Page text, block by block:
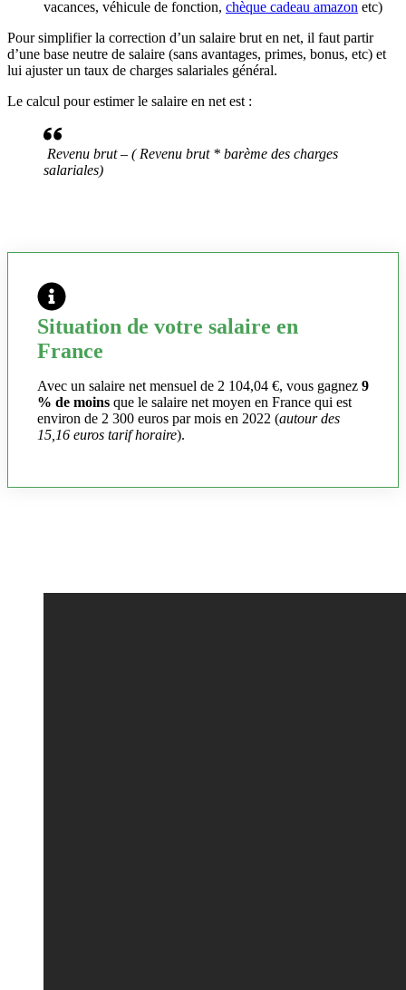
vacances, véhicule de fonction, chèque cadeau amazon etc)
Pour simplifier la correction d’un salaire brut en net, il faut partir
d’une base neutre de salaire (sans avantages, primes, bonus, etc) et
lui ajuster un taux de charges salariales général.
Le calcul pour estimer le salaire en net est :
Revenu brut – ( Revenu brut * barème des charges
salariales)
Situation de votre salaire en
France
Avec un salaire net mensuel de 2 104,04 €, vous gagnez 9
% de moins que le salaire net moyen en France qui est
environ de 2 300 euros par mois en 2022 (autour des
15,16 euros tarif horaire).